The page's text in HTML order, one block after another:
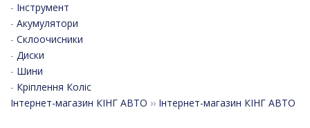
- Інструмент
- Акумулятори
- Склоочисники
- Диски
- Шини
- Кріплення Коліс
Інтернет-магазин КІНГ АВТО ›› Інтернет-магазин КІНГ АВТО